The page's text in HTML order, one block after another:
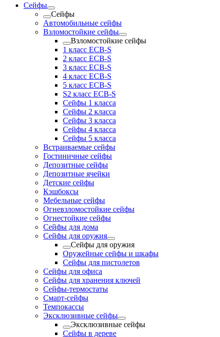
Сейфы
Сейфы
Автомобильные сейфы
Взломостойкие сейфы
Взломостойкие сейфы
1 класс ECB-S
2 класс ECB-S
3 класс ECB-S
4 класс ECB-S
5 класс ECB-S
S2 класс ECB-S
Сейфы 1 класса
Сейфы 2 класса
Сейфы 3 класса
Сейфы 4 класса
Сейфы 5 класса
Встраиваемые сейфы
Гостиничные сейфы
Депозитные сейфы
Депозитные ячейки
Детские сейфы
Кэшбоксы
Мебельные сейфы
Огневзломостойкие сейфы
Огнестойкие сейфы
Сейфы для дома
Сейфы для оружия
Сейфы для оружия
Оружейные сейфы и шкафы
Сейфы для пистолетов
Сейфы для офиса
Сейфы для хранения ключей
Сейфы-термостаты
Смарт-сейфы
Темпокассы
Эксклюзивные сейфы
Эксклюзивные сейфы
Сейфы в дереве